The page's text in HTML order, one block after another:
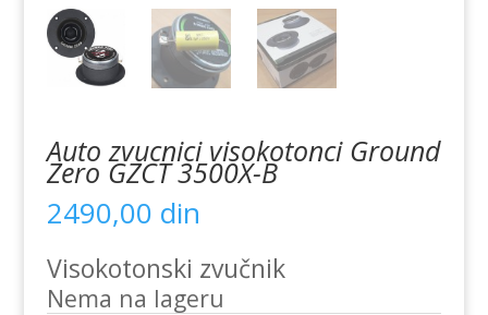
Auto zvucnici visokotonci Ground
Zero GZCT 3500X-B
2490,00 din
Visokotonski zvučnik
Nema na lageru